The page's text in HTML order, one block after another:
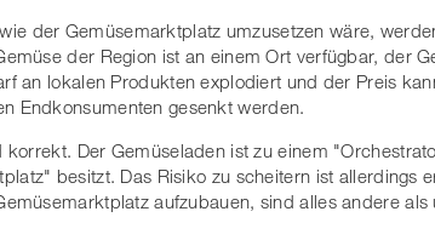
der Gemüsemarktplatz umzusetzen wäre,
der Region ist an einem Ort verfügbar, der
an lokalen Produkten explodiert und der Preis
Endkonsumenten gesenkt werden.
korrekt. Der Gemüseladen ist zu einem
besitzt. Das Risiko zu scheitern ist allerdings
aufzubauen, sind alles andere